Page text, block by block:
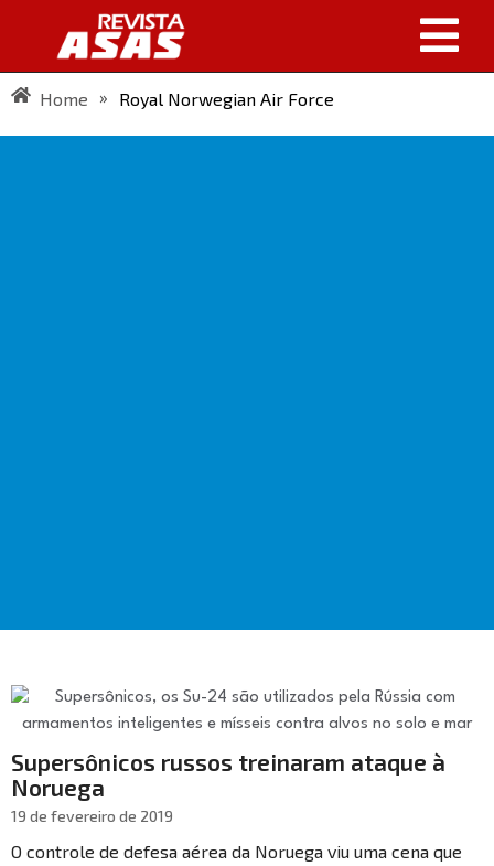
Home » Royal Norwegian Air Force
Supersônicos russos treinaram ataque à
Noruega
19 de fevereiro de 2019
O controle de defesa aérea da Noruega viu uma cena que